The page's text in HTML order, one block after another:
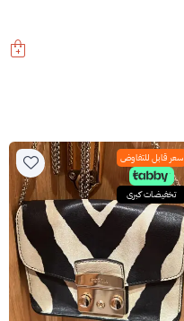
سعر قابل للتفاوض
تخفيضات كبرى